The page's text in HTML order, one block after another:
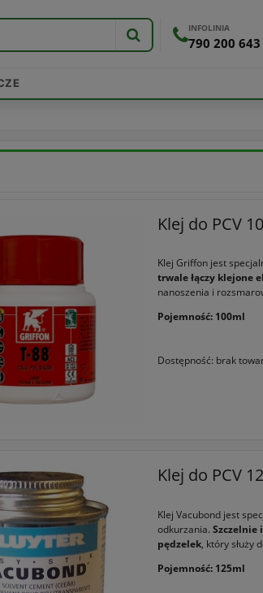
INFOLINIA
790 200 643
Klej do PCV
Klej Griffon jest
trwale łączy klejone
nanoszenia i
Pojemność: 100ml
Dostępność: brak
Klej do PCV
Klej Vacubond jest
odkurzania. Szczelnie
pędzelek, który służy
Pojemność: 125ml